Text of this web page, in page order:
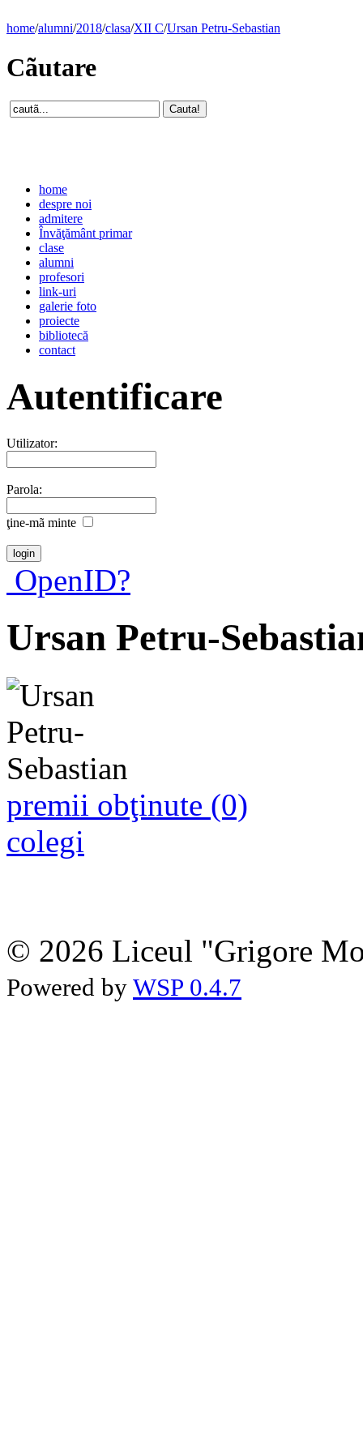
home/alumni/2018/clasa/XII C/Ursan Petru-Sebastian
Cãutare
home
despre noi
admitere
Învăţământ primar
clase
alumni
profesori
link-uri
galerie foto
proiecte
bibliotecă
contact
Autentificare
Utilizator:
Parola:
ţine-mã minte
OpenID?
Ursan Petru-
premii obţinute (0)
colegi
© 2026 Liceul "Grigore
Powered by WSP 0.4.7